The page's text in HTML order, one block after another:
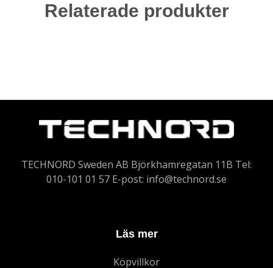
Relaterade produkter
TECHNORD Sweden AB Björkhamregatan 11B Tel:
010-101 01 57 E-post: info@technord.se
Läs mer
Köpvillkor